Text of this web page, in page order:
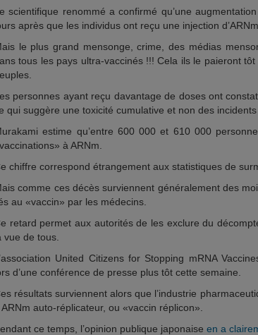
scientifique renommé a confirmé qu’une
après que les individus ont reçu une injection d’ARNm.
le plus grand mensonge, crime, des médias
tous les pays ultra-vaccinés !!! Cela ils le paieront
personnes ayant reçu davantage de doses ont
qui suggère une toxicité cumulative et non des incidents
estime qu’entre 600 000 et 610 000
à ARNm.
chiffre correspond étrangement aux statistiques de
comme ces décès surviennent généralement des
au «vaccin» par les médecins.
retard permet aux autorités de les exclure du
vue de tous.
United Citizens for Stopping mRNA
d’une conférence de presse plus tôt cette semaine.
résultats surviennent alors que l’industrie
ARNm auto-réplicateur, ou «vaccin réplicon».
ce temps, l’opinion publique japonaise en a